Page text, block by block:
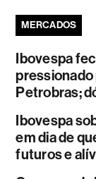
MERCADOS
Ibovespa
pressionado
Petrobras;
Ibovespa
em dia de
futuros e